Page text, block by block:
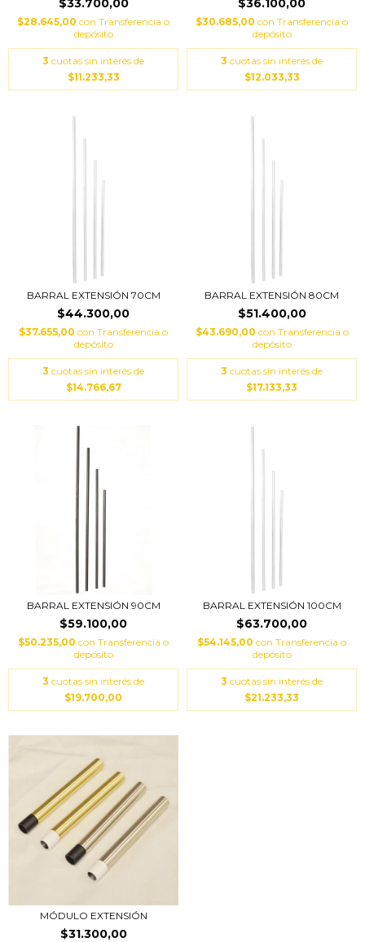
$33.700,00
$28.645,00 con Transferencia o
depósito
3 cuotas sin interés de
$11.233,33
$36.100,00
$30.685,00 con Transferencia o
depósito
3 cuotas sin interés de
$12.033,33
BARRAL EXTENSIÓN 70CM
$44.300,00
$37.655,00 con Transferencia o
depósito
3 cuotas sin interés de
$14.766,67
BARRAL EXTENSIÓN 80CM
$51.400,00
$43.690,00 con Transferencia o
depósito
3 cuotas sin interés de
$17.133,33
BARRAL EXTENSIÓN 90CM
$59.100,00
$50.235,00 con Transferencia o
depósito
3 cuotas sin interés de
$19.700,00
BARRAL EXTENSIÓN 100CM
$63.700,00
$54.145,00 con Transferencia o
depósito
3 cuotas sin interés de
$21.233,33
MÓDULO EXTENSIÓN
$31.300,00